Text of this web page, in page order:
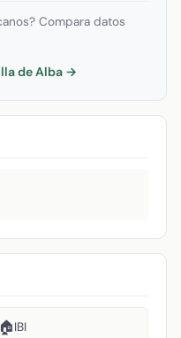
Compara datos
de Alba →
🏠IBI